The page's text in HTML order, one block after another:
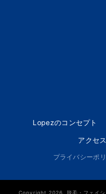
Lopezのコンセプト
アクセス
プライバシーポ
Copyright 2026. 脱毛・フェイシ